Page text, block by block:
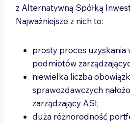
z Alternatywną Spółką
Najważniejsze z nich to:
prosty proces uzyskania
podmiotów
niewielka liczba
sprawozdawczych
zarządzający ASI;
duża różnorodność